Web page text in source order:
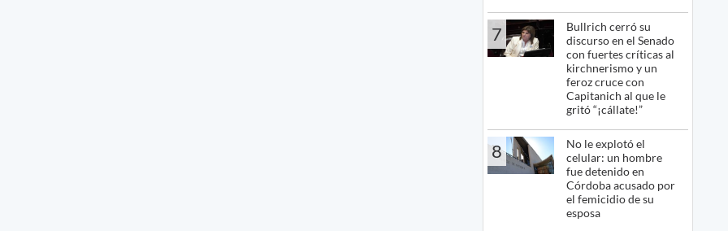
7
Bullrich cerró su
discurso en el Senado
con fuertes críticas al
kirchnerismo y un
feroz cruce con
Capitanich al que le
gritó “¡cállate!”
8
No le explotó el
celular: un hombre
fue detenido en
Córdoba acusado por
el femicidio de su
esposa